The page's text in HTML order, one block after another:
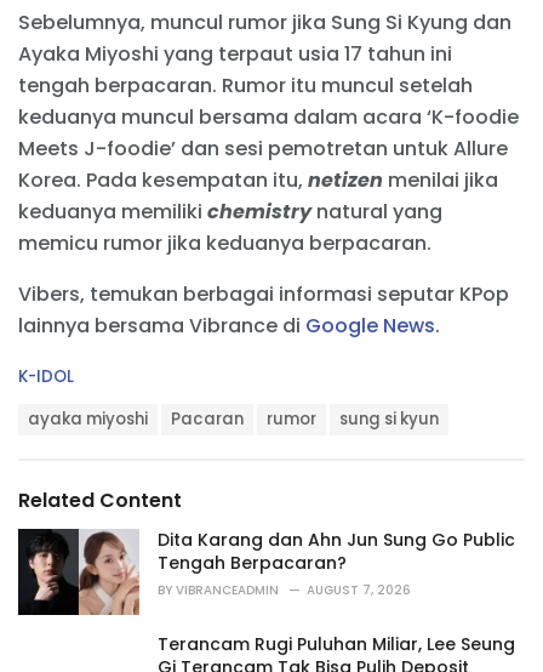
Sebelumnya, muncul rumor jika Sung Si Kyung dan
Ayaka Miyoshi yang terpaut usia 17 tahun ini
tengah berpacaran. Rumor itu muncul setelah
keduanya muncul bersama dalam acara ‘K-foodie
Meets J-foodie’ dan sesi pemotretan untuk Allure
Korea. Pada kesempatan itu, netizen menilai jika
keduanya memiliki chemistrynatural yang
memicu rumor jika keduanya berpacaran.
Vibers, temukan berbagai informasi seputar KPop
lainnya bersama Vibrance di Google News.
C
r
i
K-IDOL
:
ayaka miyoshi Pacaran rumor sung si kyun
Related Content
Dita Karang dan Ahn Jun Sung Go Public
Tengah Berpacaran?
BY VIBRANCEADMIN AUGUST 7, 2026
Terancam Rugi Puluhan Miliar, Lee Seung